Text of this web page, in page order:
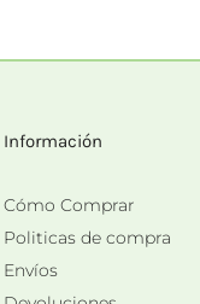
Información
Cómo Comprar
Politicas de compra
Envíos